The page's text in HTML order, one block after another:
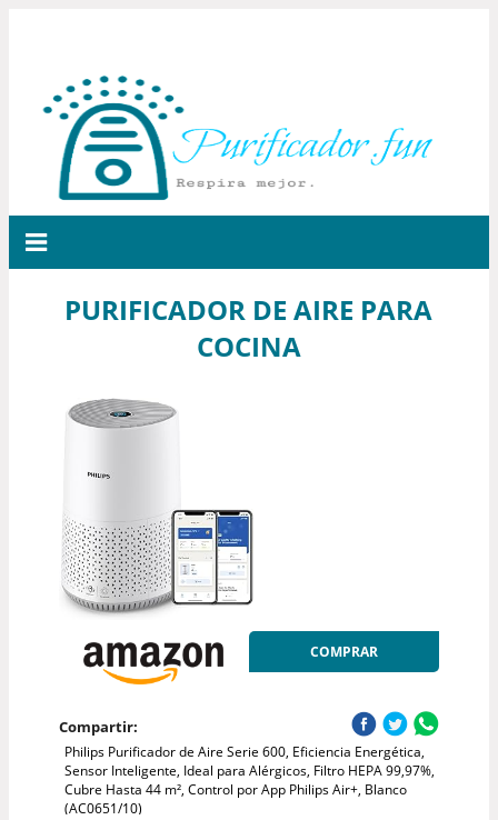
PURIFICADOR DE AIRE PARA
COCINA
COMPRAR
Compartir:
Philips Purificador de Aire Serie 600, Eficiencia Energética,
Sensor Inteligente, Ideal para Alérgicos, Filtro HEPA 99,97%,
Cubre Hasta 44 m², Control por App Philips Air+, Blanco
(AC0651/10)